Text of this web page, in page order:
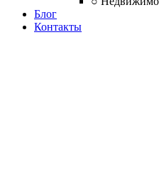
Блог
Контакты